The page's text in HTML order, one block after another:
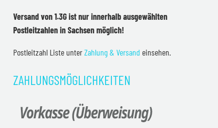
Versand von 1.3G ist nur innerhalb ausgewählten
Postleitzahlen in Sachsen möglich!
Postleitzahl Liste unterZahlung & Versand einsehen.
ZAHLUNGSMÖGLICHKEITEN